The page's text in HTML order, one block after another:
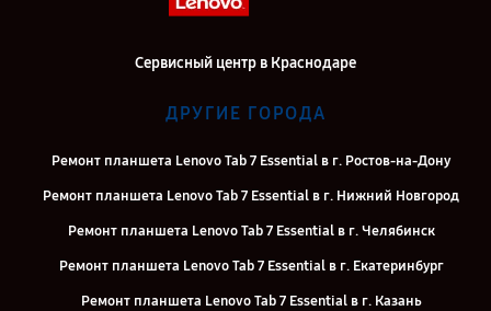
Сервисный центр в Краснодаре
ДРУГИЕ ГОРОДА
Ремонт планшета Lenovo Tab 7 Essential в г. Ростов-на-Дону
Ремонт планшета Lenovo Tab 7 Essential в г. Нижний Новгород
Ремонт планшета Lenovo Tab 7 Essential в г. Челябинск
Ремонт планшета Lenovo Tab 7 Essential в г. Екатеринбург
Ремонт планшета Lenovo Tab 7 Essential в г. Казань